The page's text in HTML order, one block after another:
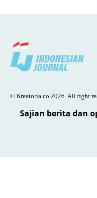
© Kreatoria.co 2026. All right
Sajian berita dan